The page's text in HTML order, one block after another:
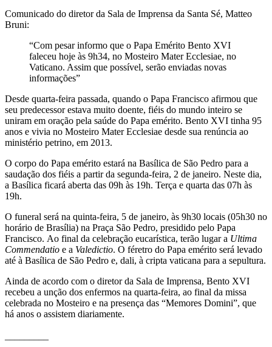
Comunicado do diretor da Sala de Imprensa da Santa Sé, Matteo
Bruni:
“Com pesar informo que o Papa Emérito Bento XVI
faleceu hoje às 9h34, no Mosteiro Mater Ecclesiae, no
Vaticano. Assim que possível, serão enviadas novas
informações”
Desde quarta-feira passada, quando o Papa Francisco afirmou que
seu predecessor estava muito doente, fiéis do mundo inteiro se
uniram em oração pela saúde do Papa emérito. Bento XVI tinha 95
anos e vivia no Mosteiro Mater Ecclesiae desde sua renúncia ao
ministério petrino, em 2013.
O corpo do Papa emérito estará na Basílica de São Pedro para a
saudação dos fiéis a partir da segunda-feira, 2 de janeiro. Neste dia,
a Basílica ficará aberta das 09h às 19h. Terça e quarta das 07h às
19h.
O funeral será na quinta-feira, 5 de janeiro, às 9h30 locais (05h30 no
horário de Brasília) na Praça São Pedro, presidido pelo Papa
Francisco. Ao final da celebração eucarística, terão lugar a Ultima
Commendatio e a Valedictio. O féretro do Papa emérito será levado
até à Basílica de São Pedro e, dali, à cripta vaticana para a sepultura.
Ainda de acordo com o diretor da Sala de Imprensa, Bento XVI
recebeu a unção dos enfermos na quarta-feira, ao final da missa
celebrada no Mosteiro e na presença das “Memores Domini”, que
há anos o assistem diariamente.